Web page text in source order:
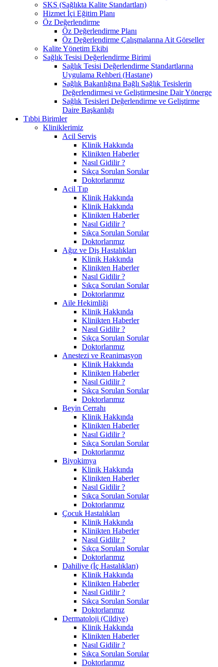
SKS (Sağlıkta Kalite Standartları)
Hizmet İçi Eğitim Planı
Öz Değerlendirme
Öz Değerlendirme Planı
Öz Değerlendirme Çalışmalarına Ait Görseller
Kalite Yönetim Ekibi
Sağlık Tesisi Değerlendirme Birimi
Sağlık Tesisi Değerlendirme Standartlarına
Uygulama Rehberi (Hastane)
Sağlık Bakanlığına Bağlı Sağlık Tesislerin
Değerlendirmesi ve Geliştirmesine Dair Yönerge
Sağlık Tesisleri Değerlendirme ve Geliştirme
Daire Başkanlığı
Tıbbi Birimler
Kliniklerimiz
Acil Servis
Klinik Hakkında
Klinikten Haberler
Nasıl Gidilir ?
Sıkça Sorulan Sorular
Doktorlarımız
Acil Tıp
Klinik Hakkında
Klinik Hakkında
Klinikten Haberler
Nasıl Gidilir ?
Sıkça Sorulan Sorular
Doktorlarımız
Ağız ve Diş Hastalıkları
Klinik Hakkında
Klinikten Haberler
Nasıl Gidilir ?
Sıkça Sorulan Sorular
Doktorlarımız
Aile Hekimliği
Klinik Hakkında
Klinikten Haberler
Nasıl Gidilir ?
Sıkça Sorulan Sorular
Doktorlarımız
Anestezi ve Reanimasyon
Klinik Hakkında
Klinikten Haberler
Nasıl Gidilir ?
Sıkça Sorulan Sorular
Doktorlarımız
Beyin Cerrahı
Klinik Hakkında
Klinikten Haberler
Nasıl Gidilir ?
Sıkça Sorulan Sorular
Doktorlarımız
Biyokimya
Klinik Hakkında
Klinikten Haberler
Nasıl Gidilir ?
Sıkça Sorulan Sorular
Doktorlarımız
Çocuk Hastalıkları
Klinik Hakkında
Klinikten Haberler
Nasıl Gidilir ?
Sıkça Sorulan Sorular
Doktorlarımız
Dahiliye (İç Hastalıkları)
Klinik Hakkında
Klinikten Haberler
Nasıl Gidilir ?
Sıkça Sorulan Sorular
Doktorlarımız
Dermatoloji (Cildiye)
Klinik Hakkında
Klinikten Haberler
Nasıl Gidilir ?
Sıkça Sorulan Sorular
Doktorlarımız